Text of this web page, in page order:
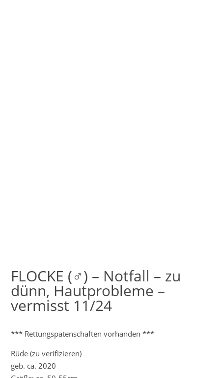
FLOCKE (♂) – Notfall – zu
dünn, Hautprobleme –
vermisst 11/24
*** Rettungspatenschaften vorhanden ***
Rüde (zu verifizieren)
geb. ca. 2020